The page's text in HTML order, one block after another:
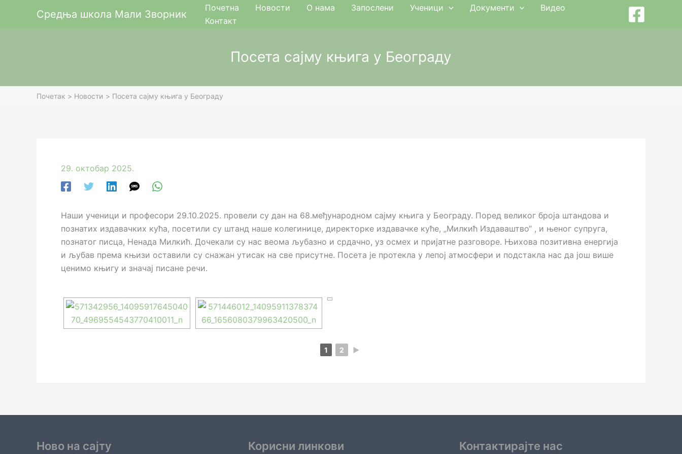
Средња школа Мали Зворник
Почетна Новости О нама Запослени Ученици Документи
Видео
Контакт
Посета сајму књига у Београду
Почетак Новости Посета сајму књига у Београду
29. октобар 2025.
Наши ученици и професори 29.10.2025. провели су дан на 68.међународном сајму књига у Београду. Поред великог броја штандова и
познатих издавачких кућа, посетили су штанд наше колегинице, директорке издавачке куће, „Милкић Издаваштво“ , и њеног супруга,
познатог писца, Ненада Милкић. Дочекали су нас веома љубазно и срдачно, уз осмех и пријатне разговоре. Њихова позитивна енергија
и љубав према књизи оставили су снажан утисак на све присутне. Посета је протекла у лепој атмосфери и подстакла нас да још више
ценимо књигу и значај писане речи.
1 2 ►
Ново на сајту Корисни линкови Контактирајте нас